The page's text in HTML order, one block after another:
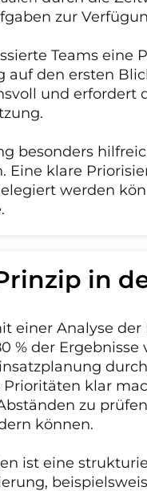
zur
Teams eine
auf den ersten
und erfordert
besonders
Eine klare
werden
in
einer Analyse der
% der
klar
zu
können.
ist eine